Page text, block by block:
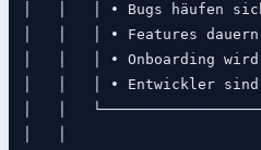
│   │   │ • Bugs
│   │   │ • Features
│   │   │ • Onboarding
│   │   │ • Entwickler
│   │